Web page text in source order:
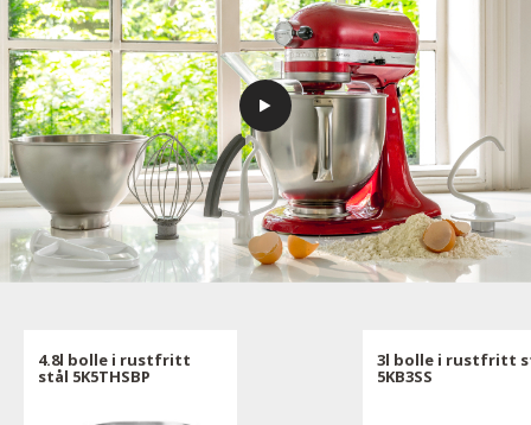
4.8l bolle i rustfritt
stål 5K5THSBP
3l bolle i rustfritt
5KB3SS